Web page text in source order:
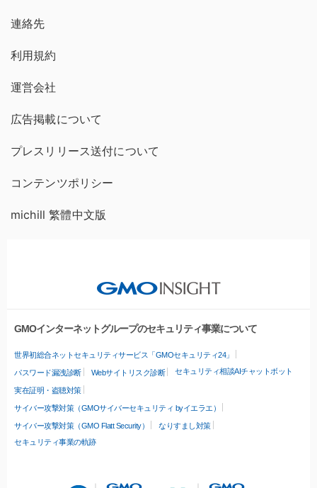
連絡先
利用規約
運営会社
広告掲載について
プレスリリース送付について
コンテンツポリシー
michill 繁體中文版
GMOインターネットグループのセキュリティ事業について
世界初総合ネットセキュリティサービス「GMOセキュリティ24」
パスワード漏洩診断 Webサイトリスク診断 セキュリティ相談AIチャットボット
実在証明・盗聴対策
サイバー攻撃対策（GMOサイバーセキュリティ byイエラエ）
サイバー攻撃対策（GMO Flatt Security）
なりすまし対策
セキュリティ事業の軌跡